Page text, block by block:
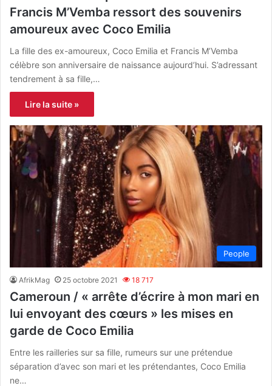
Francis M’Vemba ressort des souvenirs
amoureux avec Coco Emilia
La fille des ex-amoureux, Coco Emilia et Francis M’Vemba
célèbre son anniversaire de naissance aujourd’hui. S’adressant
tendrement à sa fille,…
Lire la suite »
People
AfrikMag 25 octobre 2021 18 717
Cameroun / « arrête d’écrire à mon mari en
lui envoyant des cœurs » les mises en
garde de Coco Emilia
Entre les railleries sur sa fille, rumeurs sur une prétendue
séparation d’avec son mari et les prétendantes, Coco Emilia
ne…